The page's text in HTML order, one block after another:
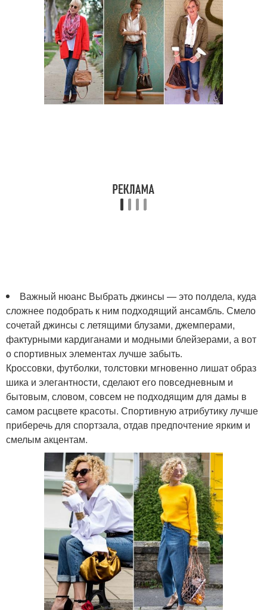
Важный нюанс Выбрать джинсы — это полдела, куда
сложнее подобрать к ним подходящий ансамбль. Смело
сочетай джинсы с летящими блузами, джемперами,
фактурными кардиганами и модными блейзерами, а вот
о спортивных элементах лучше забыть.
Кроссовки, футболки, толстовки мгновенно лишат образ
шика и элегантности, сделают его повседневным и
бытовым, словом, совсем не подходящим для дамы в
самом расцвете красоты. Спортивную атрибутику лучше
приберечь для спортзала, отдав предпочтение ярким и
смелым акцентам.